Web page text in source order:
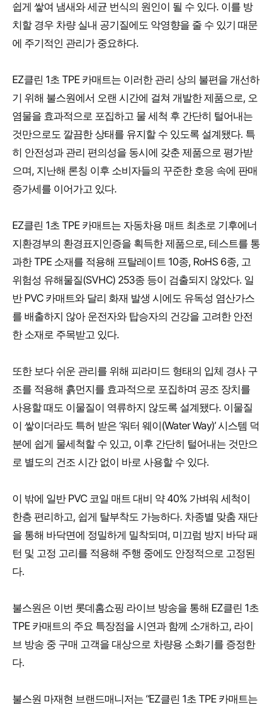
쉽게 쌓여 냄새와 세균 번식의 원인이 될 수 있다. 이를 방
치할 경우 차량 실내 공기질에도 악영향을 줄 수 있기 때문
에 주기적인 관리가 중요하다.
EZ클린 1초 TPE 카매트는 이러한 관리 상의 불편을 개선하
기 위해 불스원에서 오랜 시간에 걸쳐 개발한 제품으로, 오
염물을 효과적으로 포집하고 물 세척 후 간단히 털어내는
것만으로도 깔끔한 상태를 유지할 수 있도록 설계됐다. 특
히 안전성과 관리 편의성을 동시에 갖춘 제품으로 평가받
으며, 지난해 론칭 이후 소비자들의 꾸준한 호응 속에 판매
증가세를 이어가고 있다.
EZ클린 1초 TPE 카매트는 자동차용 매트 최초로 기후에너
지환경부의 환경표지인증을 획득한 제품으로, 테스트를 통
과한 TPE 소재를 적용해 프탈레이트 10종, RoHS 6종, 고
위험성 유해물질(SVHC) 253종 등이 검출되지 않았다. 일
반 PVC 카매트와 달리 화재 발생 시에도 유독성 염산가스
를 배출하지 않아 운전자와 탑승자의 건강을 고려한 안전
한 소재로 주목받고 있다.
또한 보다 쉬운 관리를 위해 피라미드 형태의 입체 경사 구
조를 적용해 흙먼지를 효과적으로 포집하며 공조 장치를
사용할 때도 이물질이 역류하지 않도록 설계됐다. 이물질
이 쌓이더라도 특허 받은 ‘워터 웨이(Water Way)’ 시스템 덕
분에 쉽게 물세척할 수 있고, 이후 간단히 털어내는 것만으
로 별도의 건조 시간 없이 바로 사용할 수 있다.
이 밖에 일반 PVC 코일 매트 대비 약 40% 가벼워 세척이
한층 편리하고, 쉽게 탈부착도 가능하다. 차종별 맞춤 재단
을 통해 바닥면에 정밀하게 밀착되며, 미끄럼 방지 바닥 패
턴 및 고정 고리를 적용해 주행 중에도 안정적으로 고정된
다.
불스원은 이번 롯데홈쇼핑 라이브 방송을 통해 EZ클린 1초
TPE 카매트의 주요 특장점을 시연과 함께 소개하고, 라이
브 방송 중 구매 고객을 대상으로 차량용 소화기를 증정한
다.
불스원 마재현 브랜드매니저는 “EZ클린 1초 TPE 카매트는